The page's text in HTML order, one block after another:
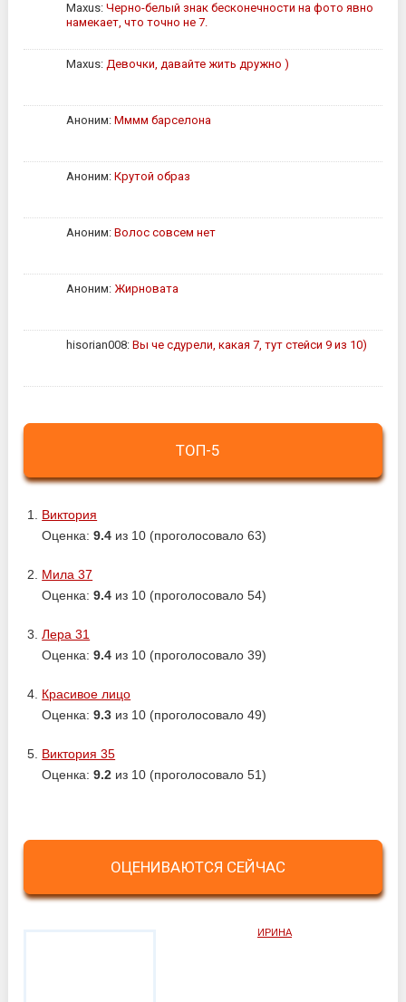
Maxus: Черно-белый знак бесконечности на фото явно
намекает, что точно не 7.
Maxus: Девочки, давайте жить дружно )
Аноним: Мммм барселона
Аноним: Крутой образ
Аноним: Волос совсем нет
Аноним: Жирновата
hisorian008: Вы че сдурели, какая 7, тут стейси 9 из 10)
ТОП-5
Виктория
Оценка:9.4 из 10 (проголосовало 63)
Мила 37
Оценка:9.4 из 10 (проголосовало 54)
Лера 31
Оценка:9.4 из 10 (проголосовало 39)
Красивое лицо
Оценка:9.3 из 10 (проголосовало 49)
Виктория 35
Оценка:9.2 из 10 (проголосовало 51)
ОЦЕНИВАЮТСЯ СЕЙЧАС
ИРИНА